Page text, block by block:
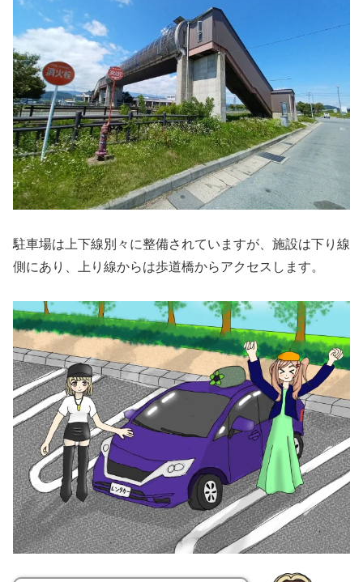
駐車場は上下線別々に整備されていますが、施設は下り線
側にあり、上り線からは歩道橋からアクセスします。